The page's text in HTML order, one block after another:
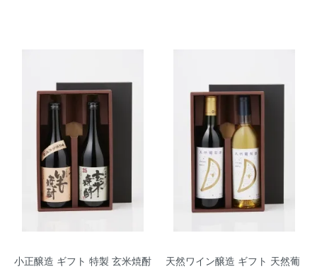
小正醸造 ギフト 特製 玄米焼酎
天然ワイン醸造 ギフト 天然葡